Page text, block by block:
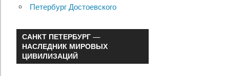
Петербург Достоевского
САНКТ ПЕТЕРБУРГ —
НАСЛЕДНИК МИРОВЫХ
ЦИВИЛИЗАЦИЙ